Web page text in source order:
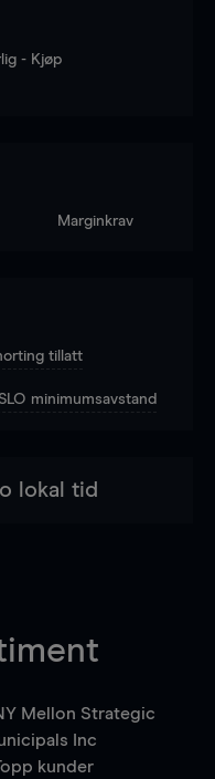
- Kjøp
Marginkrav
tillatt
minimumsavstand
lokal tid
Mellon Strategic
Inc
kunder